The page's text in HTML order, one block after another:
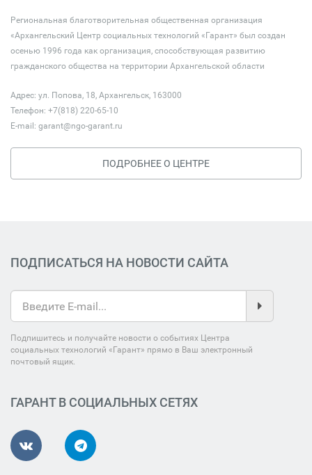
Региональная благотворительная общественная организация
«Архангельский Центр социальных технологий «Гарант» был создан
осенью 1996 года как организация, способствующая развитию
гражданского общества на территории Архангельской области
Адрес: ул. Попова, 18, Архангельск, 163000
Телефон: +7(818) 220-65-10
E-mail: garant@ngo-garant.ru
ПОДРОБНЕЕ О ЦЕНТРЕ
ПОДПИСАТЬСЯ НА НОВОСТИ САЙТА
Подпишитесь и получайте новости о событиях Центра
социальных технологий «Гарант» прямо в Ваш электронный
почтовый ящик.
ГАРАНТ В СОЦИАЛЬНЫХ СЕТЯХ